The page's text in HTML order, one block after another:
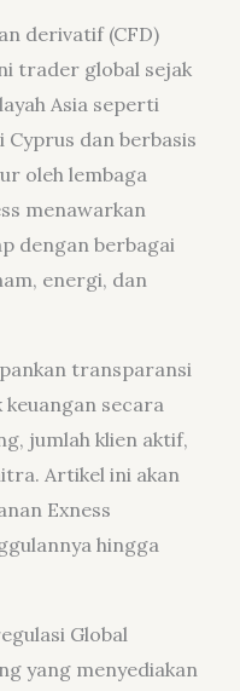
derivatif (CFD)
trader global sejak
Asia seperti
dan berbasis
oleh lembaga
menawarkan
dengan berbagai
energi, dan
transparansi
secara
jumlah klien aktif,
Artikel ini akan
Exness
hingga
Global
yang menyediakan